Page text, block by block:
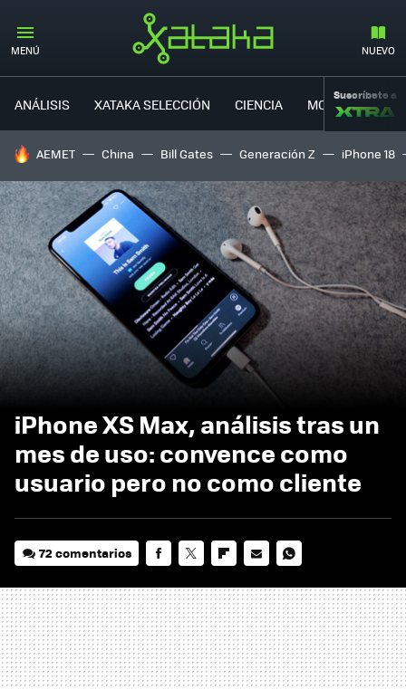
MENÚ NUEVO
ANÁLISIS XATAKA SELECCIÓN CIENCIA MOVILIDAD
Suscríbete a
HOY SE HABLA DE
AEMET China Bill Gates Generación Z iPhone 18
iPhone XS Max, análisis tras un
mes de uso: convence como
usuario pero no como cliente
72 comentarios
MAIL